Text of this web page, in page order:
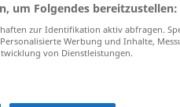
(müssen)
um Folgendes bereitzustellen:
zur Identifikation aktiv abfragen.
Werbung und Inhalte,
von Dienstleistungen.